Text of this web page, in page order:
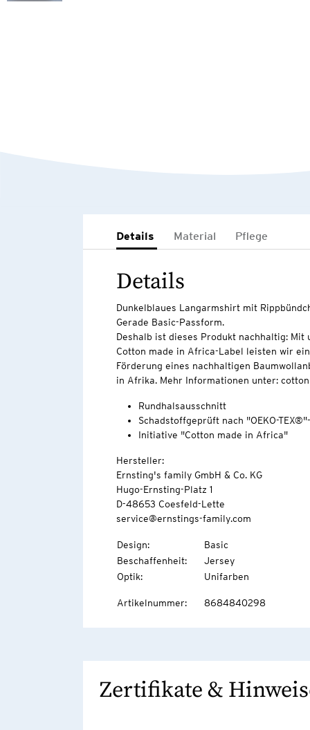
Details Material Pflege
Details
Dunkelblaues Langarmshirt mit
Gerade Basic-Passform.
Deshalb ist dieses Produkt nachhaltig: Mit
Cotton made in Africa-Label leisten wir
Förderung eines nachhaltigen
in Afrika. Mehr Informationen unter:
Rundhalsausschnitt
Schadstoffgeprüft nach "OEKO-
Initiative "Cotton made in Africa"
Hersteller:
Ernsting's family GmbH & Co. KG
Hugo-Ernsting-Platz 1
D-48653 Coesfeld-Lette
service@ernstings-family.com
Design:
Basic
Beschaffenheit:
Jersey
Optik: Unifarben
Artikelnummer: 8684840298
Zertifikate &